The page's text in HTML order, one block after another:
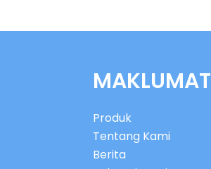
MAKLUMAT
Produk
Tentang Kami
Berita